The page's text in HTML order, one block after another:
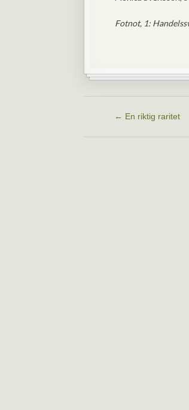
Fotnot, 1:
← En riktig raritet